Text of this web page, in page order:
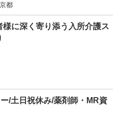
都
に深く寄り添う入所介護ス
/土日祝休み/薬剤師・MR資